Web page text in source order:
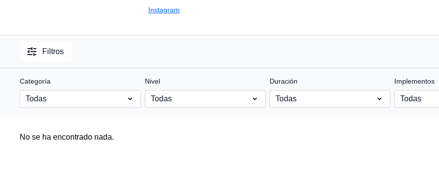
Instagram
Filtros
Categoría Nivel Duración Implementos
No se ha encontrado nada.